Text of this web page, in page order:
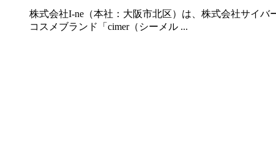
株式会社I-ne（本社：大阪市北区）は、株式会社サイ
コスメブランド「cimer（シーメル ...